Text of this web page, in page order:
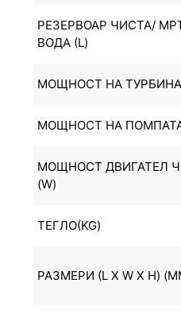
РЕЗЕРВОАР ЧИСТА/
ВОДА (L)
МОЩНОСТ НА
МОЩНОСТ НА ПОМПАТА
МОЩНОСТ ДВИГАТЕЛ
(W)
ТЕГЛО(KG)
РАЗМЕРИ (L X W X H)